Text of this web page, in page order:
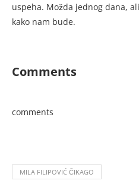
uspeha. Možda jednog dana,
kako nam bude.
Comments
comments
MILA FILIPOVIĆ ČIKAGO